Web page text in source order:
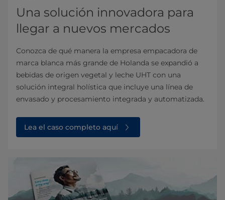
Una solución innovadora para
llegar a nuevos mercados
Conozca de qué manera la empresa empacadora de
marca blanca más grande de Holanda se expandió a
bebidas de origen vegetal y leche UHT con una
solución integral holística que incluye una línea de
envasado y procesamiento integrada y automatizada.
Lea el caso completo aquí